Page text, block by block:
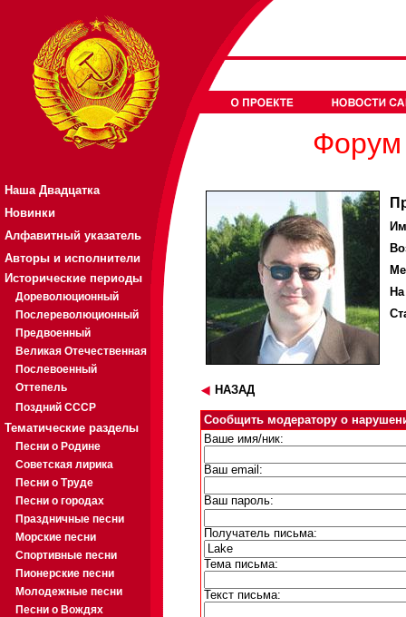
Наша Двадцатка
Новинки
Алфавитный указатель
Авторы и исполнители
Исторические периоды
Дореволюционный
Послереволюционный
Предвоенный
Великая Отечественная
Послевоенный
Оттепель
Поздний СССР
Тематические разделы
Песни о Родине
Советская лирика
Песни о Труде
Песни о городах
Праздничные песни
Морские песни
Спортивные песни
Пионерские песни
Молодежные песни
Песни о Вождях
Форум
НАЗАД
Сообщить модератору о
Ваше имя/ник:
Ваш email:
Ваш пароль:
Получатель письма:
Тема письма:
Текст письма: